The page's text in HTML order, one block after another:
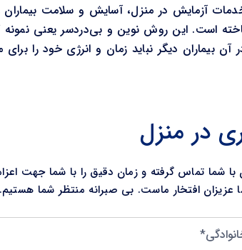
آزمایش در منزل، آسایش و سلامت بیماران
است. این روش نوین و بی‌دردسر یعنی نمونه
دیگر نباید زمان و انرژی خود را برای
در منزل
شما تماس گرفته و زمان دقیق را با شما جهت
افتخار ماست. بی صبرانه منتظر شما هستیم.